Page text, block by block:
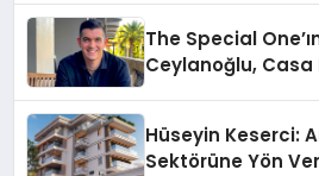
The Special
Ceylanoğlu, Casa
Hüseyin Keserci:
Sektörüne Yön